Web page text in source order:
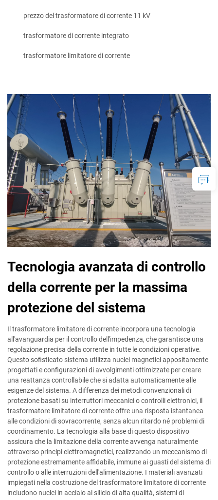
prezzo del trasformatore di corrente 11 kV
trasformatore di corrente integrato
trasformatore limitatore di corrente
Tecnologia avanzata di controllo
della corrente per la massima
protezione del sistema
Il trasformatore limitatore di corrente incorpora una tecnologia
all'avanguardia per il controllo dell'impedenza, che garantisce una
regolazione precisa della corrente in tutte le condizioni operative.
Questo sofisticato sistema utilizza nuclei magnetici appositamente
progettati e configurazioni di avvolgimenti ottimizzate per creare
una reattanza controllabile che si adatta automaticamente alle
esigenze del sistema. A differenza dei metodi convenzionali di
protezione basati su interruttori meccanici o controlli elettronici, il
trasformatore limitatore di corrente offre una risposta istantanea
alle condizioni di sovracorrente, senza alcun ritardo né problemi di
coordinamento. La tecnologia alla base di questo dispositivo
assicura che la limitazione della corrente avvenga naturalmente
attraverso principi elettromagnetici, realizzando un meccanismo di
protezione estremamente affidabile, immune ai guasti del sistema di
controllo o alle interruzioni dell'alimentazione. I materiali avanzati
impiegati nella costruzione del trasformatore limitatore di corrente
includono nuclei in acciaio al silicio di alta qualità, sistemi di